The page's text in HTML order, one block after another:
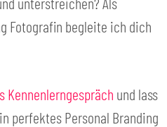
Fotografin begleite ich dich
Kennenlerngespräch und lass
perfektes Personal Branding